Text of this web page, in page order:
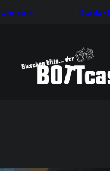
uns Kontakt